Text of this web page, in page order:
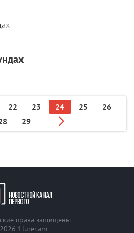
22 23 24 25
26
29
права защищены
1lurer.am